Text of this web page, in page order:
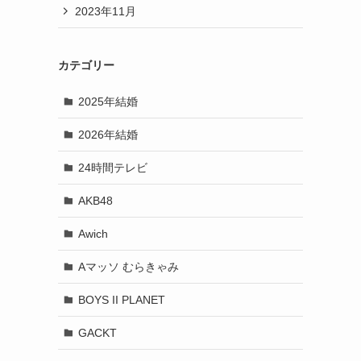
2023年11月
カテゴリー
2025年結婚
2026年結婚
24時間テレビ
AKB48
Awich
Aマッソ むらきゃみ
BOYS II PLANET
GACKT